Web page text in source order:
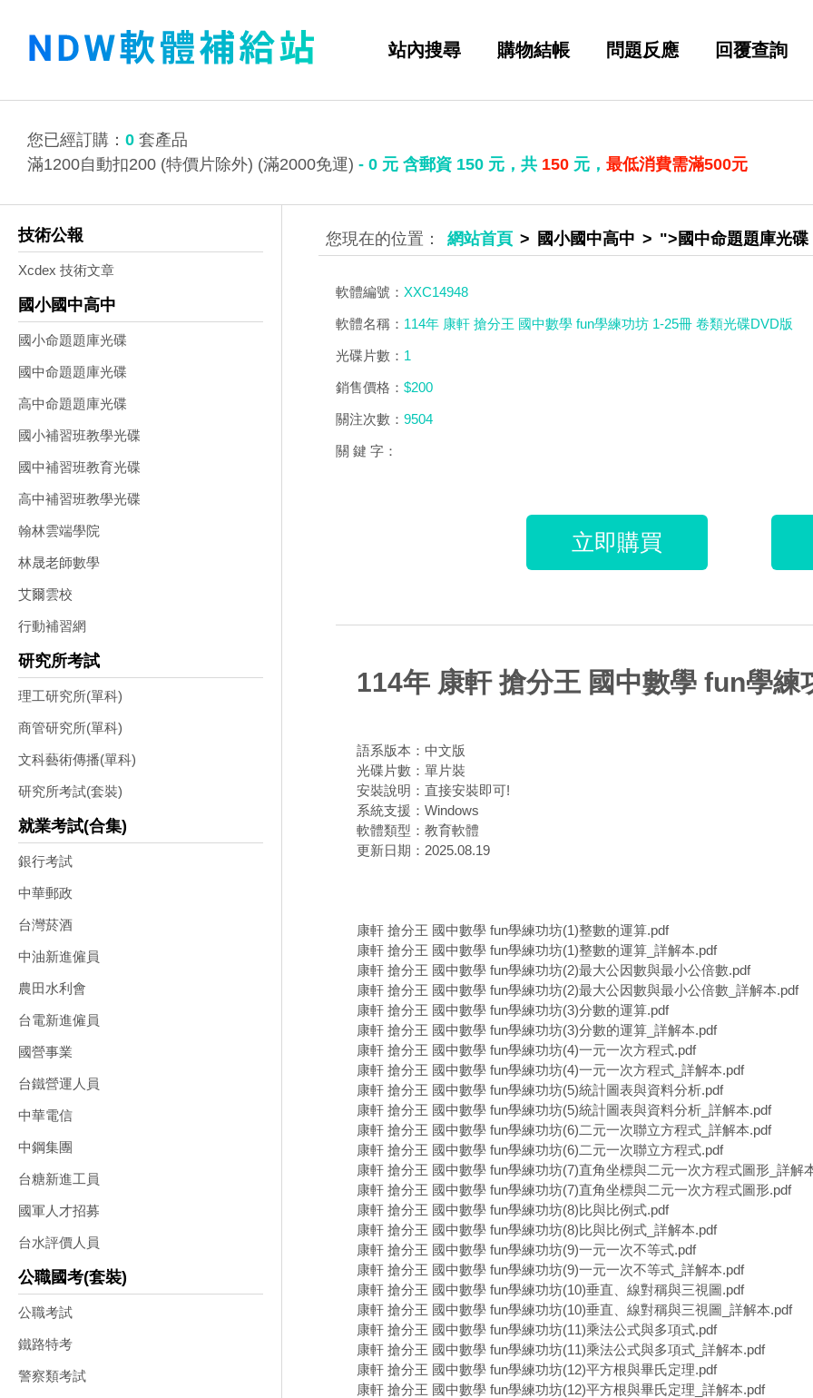
站內搜尋 購物結帳 問題反應 回覆查詢
您已經訂購： 0 套產品
滿1200自動扣200 (特價片除外) (滿2000免運) - 0 元 含郵資 150 元，共 150 元， 最低消費需滿500元
技術公報
Xcdex 技術文章
國小國中高中
國小命題題庫光碟
國中命題題庫光碟
高中命題題庫光碟
國小補習班教學光碟
國中補習班教育光碟
高中補習班教學光碟
翰林雲端學院
林晟老師數學
艾爾雲校
行動補習網
研究所考試
理工研究所(單科)
商管研究所(單科)
文科藝術傳播(單科)
研究所考試(套裝)
就業考試(合集)
銀行考試
中華郵政
台灣菸酒
中油新進僱員
農田水利會
台電新進僱員
國營事業
台鐵營運人員
中華電信
中鋼集團
台糖新進工員
國軍人才招募
台水評價人員
公職國考(套裝)
公職考試
鐵路特考
警察類考試
網站首頁 國小國中高中 ">國中命題題庫光碟
軟體編號：XXC14948
軟體名稱： 114年 康軒 搶分王 國中數學 fun學練功坊 1-25冊 卷類光碟DVD版
光碟片數： 1
銷售價格：$200
關注次數：9504
關 鍵 字：
立即購買
114年 康軒 搶分王 國中數學 fun學
語系版本：中文版
光碟片數：單片裝
安裝說明：直接安裝即可!
系統支援：Windows
軟體類型：教育軟體
更新日期：2025.08.19
康軒 搶分王 國中數學 fun學練功坊(1)整數的運算.pdf
康軒 搶分王 國中數學 fun學練功坊(1)整數的運算_詳解本.pdf
康軒 搶分王 國中數學 fun學練功坊(2)最大公因數與最小公倍數.pdf
康軒 搶分王 國中數學 fun學練功坊(2)最大公因數與最小公倍數_詳解本.pdf
康軒 搶分王 國中數學 fun學練功坊(3)分數的運算.pdf
康軒 搶分王 國中數學 fun學練功坊(3)分數的運算_詳解本.pdf
康軒 搶分王 國中數學 fun學練功坊(4)一元一次方程式.pdf
康軒 搶分王 國中數學 fun學練功坊(4)一元一次方程式_詳解本.pdf
康軒 搶分王 國中數學 fun學練功坊(5)統計圖表與資料分析.pdf
康軒 搶分王 國中數學 fun學練功坊(5)統計圖表與資料分析_詳解本.pdf
康軒 搶分王 國中數學 fun學練功坊(6)二元一次聯立方程式_詳解本.pdf
康軒 搶分王 國中數學 fun學練功坊(6)二元一次聯立方程式.pdf
康軒 搶分王 國中數學 fun學練功坊(7)直角坐標與二元一次方程式圖形_詳解
康軒 搶分王 國中數學 fun學練功坊(7)直角坐標與二元一次方程式圖形.pdf
康軒 搶分王 國中數學 fun學練功坊(8)比與比例式.pdf
康軒 搶分王 國中數學 fun學練功坊(8)比與比例式_詳解本.pdf
康軒 搶分王 國中數學 fun學練功坊(9)一元一次不等式.pdf
康軒 搶分王 國中數學 fun學練功坊(9)一元一次不等式_詳解本.pdf
康軒 搶分王 國中數學 fun學練功坊(10)垂直、線對稱與三視圖.pdf
康軒 搶分王 國中數學 fun學練功坊(10)垂直、線對稱與三視圖_詳解本.pdf
康軒 搶分王 國中數學 fun學練功坊(11)乘法公式與多項式.pdf
康軒 搶分王 國中數學 fun學練功坊(11)乘法公式與多項式_詳解本.pdf
康軒 搶分王 國中數學 fun學練功坊(12)平方根與畢氏定理.pdf
康軒 搶分王 國中數學 fun學練功坊(12)平方根與畢氏定理_詳解本.pdf